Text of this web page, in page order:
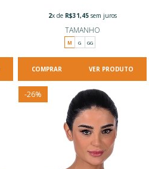
2x de R$31,45sem juros
TAMANHO
M G GG
VER PRODUTO
-26%